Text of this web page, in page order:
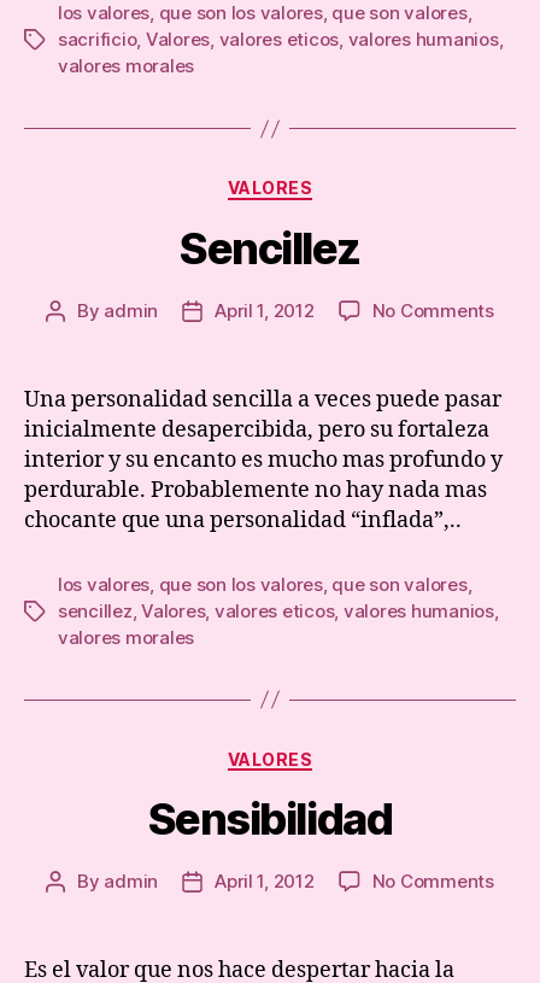
Tags
los valores, que son los valores, que son valores,
sacrificio, Valores, valores eticos, valores humanios,
valores morales
Categories
VALORES
Sencillez
Post
By admin
PostApril 1, 2012 No Commentson
Una personalidad sencilla a veces puede pasar
inicialmente desapercibida, pero su fortaleza
interior y su encanto es mucho mas profundo y
perdurable. Probablemente no hay nada mas
chocante que una personalidad “inflada”,..
Tags
los valores que son los valores, que son valores,
sencillez ,Valores, valores eticos, valores humanios,
valores morales
Categories
VALORES
Sensibilidad
Post
By admin
PostApril 1, 2012 No Commentson
Es el valor que nos hace despertar hacia la